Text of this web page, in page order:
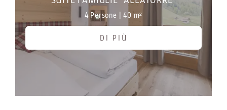
4 Persone |40 m²
DI PIÙ